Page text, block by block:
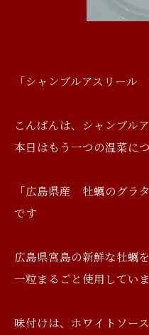
「シャンブルアスリール
こんばんは、シャンブル
本日はもう一つの温菜に
「広島県産 牡蠣のグラ
です
広島県宮島の新鮮な牡蠣を
一粒まるごと使用してい
味付けは、ホワイトソー